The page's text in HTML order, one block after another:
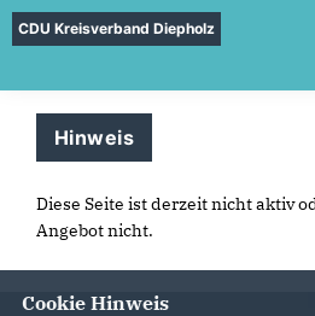
CDU Kreisverband Diepholz
Hinweis
Diese Seite ist derzeit nicht aktiv
Angebot nicht.
Cookie Hinweis